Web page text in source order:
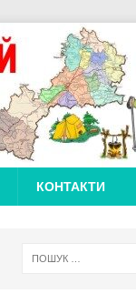
КОНТАКТИ